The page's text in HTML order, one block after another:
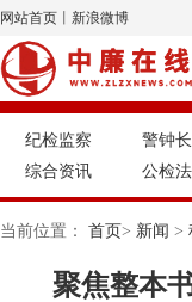
网站首页 新浪微博
纪检监察 警钟
综合资讯
公检
当前位置： 首页> 新闻 >
聚焦整本